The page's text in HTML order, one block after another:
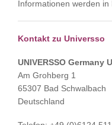
Informationen werden in
Kontakt zu Universso
UNIVERSSO Germany
Am Grohberg 1
65307 Bad Schwalbach
Deutschland